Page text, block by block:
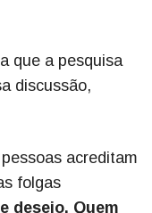
que a pesquisa
discussão,
acreditam
folgas
desejo. Quem